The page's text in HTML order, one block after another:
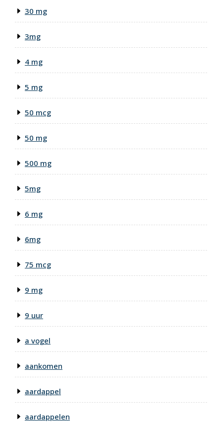
30 mg
3mg
4 mg
5 mg
50 mcg
50 mg
500 mg
5mg
6 mg
6mg
75 mcg
9 mg
9 uur
a vogel
aankomen
aardappel
aardappelen